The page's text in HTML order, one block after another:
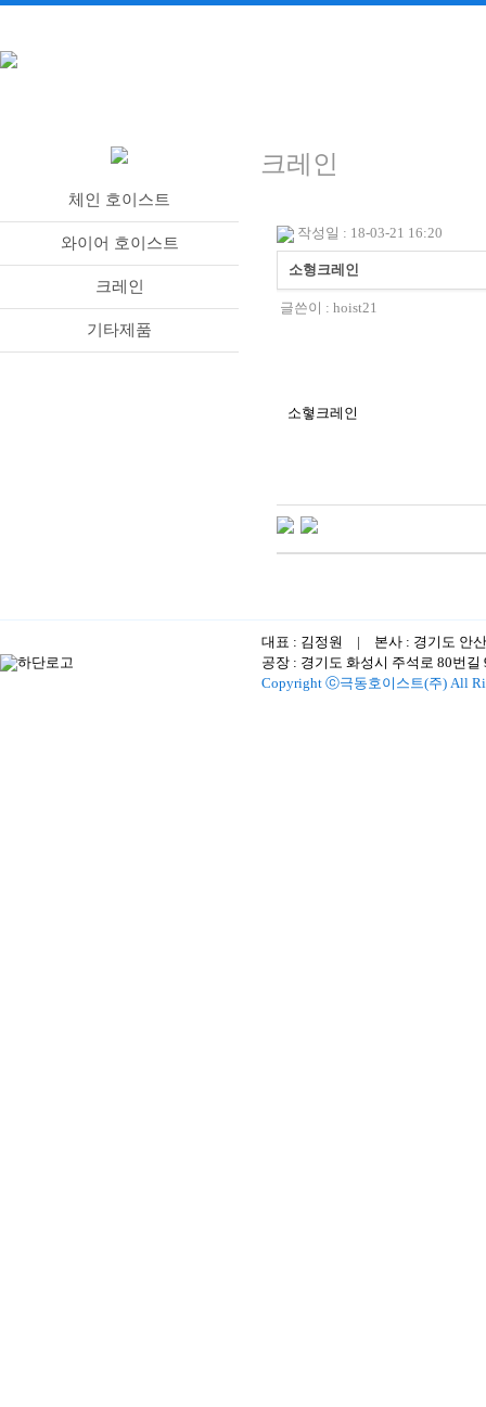
체인 호이스트
와이어 호이스트
크레인
기타제품
크레인
작성일 : 18-03-21 16:20
소형크레인
글쓴이 : hoist21
소혛크레인
대표 : 김정원 | 본사 : 경기도 안산
공장 : 경기도 화성시 주석로 80
Copyright ⓒ극동호이스트(주) All